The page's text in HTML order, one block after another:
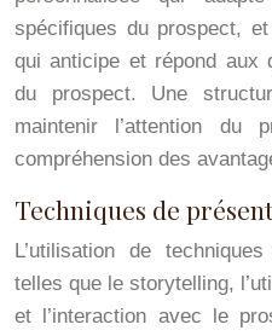
spécifiques du prospect,
qui anticipe et répond aux
du prospect. Une
maintenir l’attention
compréhension des
Techniques de
L’utilisation de
telles que le storytelling,
et l’interaction avec le